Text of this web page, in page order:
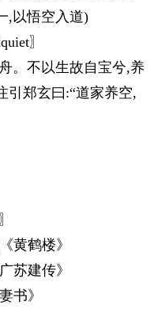
,以悟空入道)
〗
。不以生故自宝兮,养
郑玄曰:“道家养空,
黄鹤楼》
苏建传》
书》